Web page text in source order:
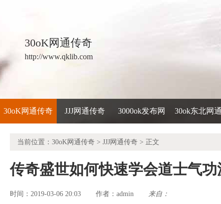
30oK网通传奇
http://www.qklib.com
30oK网通传奇 JJJ网通传奇 3000ok发布网 30ok东北网
当前位置： 30oK网通传奇 > JJJ网通传奇 > 正文
传奇盛世如何快速学会道士气功
时间：2019-03-06 20:03 作者： admin 来自：